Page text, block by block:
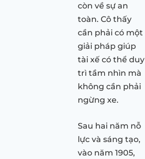
còn về sự an
toàn. Cô thấy
cần phải có một
giải pháp giúp
tài xế có thể duy
trì tầm nhìn mà
không cần phải
ngừng xe.
Sau hai năm nỗ
lực và sáng tạo,
vào năm 1905,